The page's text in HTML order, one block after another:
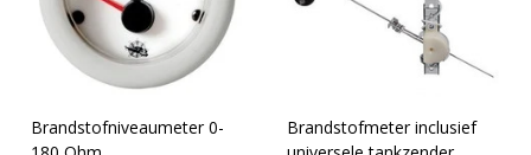
Brandstofniveaumeter 0-
Brandstofmeter inclusief